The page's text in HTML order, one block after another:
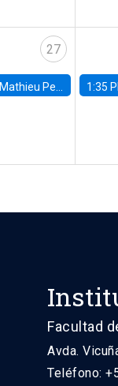
27
Mathieu Pedemonte, IDB 1:35
Facultad
Avda.
Teléfono: